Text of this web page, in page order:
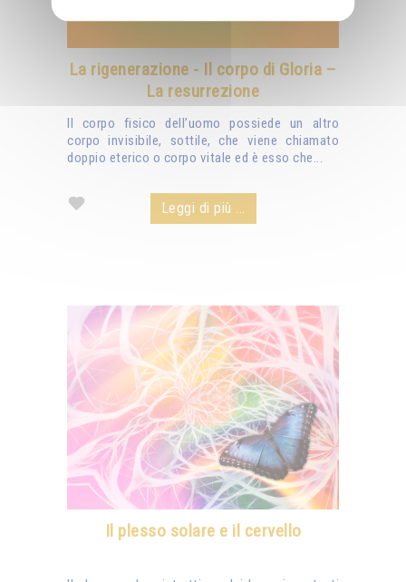
La rigenerazione - Il corpo di Gloria –
La resurrezione
Il corpo fisico dell’uomo possiede un altro
corpo invisibile, sottile, che viene chiamato
doppio eterico o corpo vitale ed è esso che...
Leggi di più ...
Il plesso solare e il cervello